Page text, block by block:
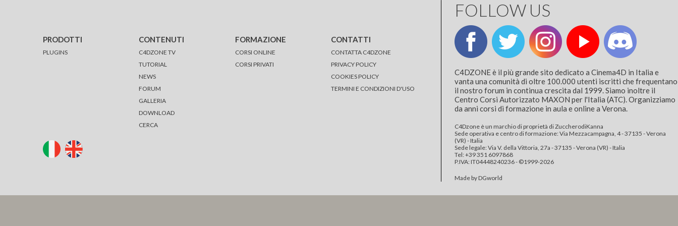
PRODOTTI
PLUGINS
CONTENUTI
C4DZONE TV
TUTORIAL
NEWS
FORUM
GALLERIA
DOWNLOAD
CERCA
FORMAZIONE
CORSI ONLINE
CORSI PRIVATI
CONTATTI
CONTATTA C4DZONE
PRIVACY POLICY
COOKIES POLICY
TERMINI E CONDIZIONI D'USO
FOLLOW US
C4DZONE è il più grande sito dedicato a Cinema4D in Italia e
vanta una comunità di oltre 100.000 utenti iscritti che frequentano
il nostro forum in continua crescita dal 1999. Siamo inoltre il
Centro Corsi Autorizzato MAXON per l'Italia (ATC). Organizziamo
da anni corsi di formazione in aula e online a Verona.
C4Dzone è un marchio di proprietà di ZuccherodiKanna
Sede operativa e centro di formazione: Via Mezzacampagna, 4 - 37135 - Verona
(VR) - Italia
Sede legale: Via V. della Vittoria, 27a - 37135 - Verona (VR) - Italia
Tel: +39 351 6097868‬
P.IVA: IT04448240236 - ©1999-2026
Made by DGworld